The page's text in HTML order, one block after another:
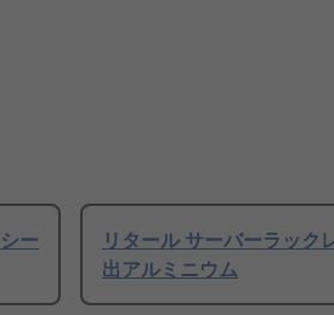
ー
リタール サーバーラック
出アルミニウム